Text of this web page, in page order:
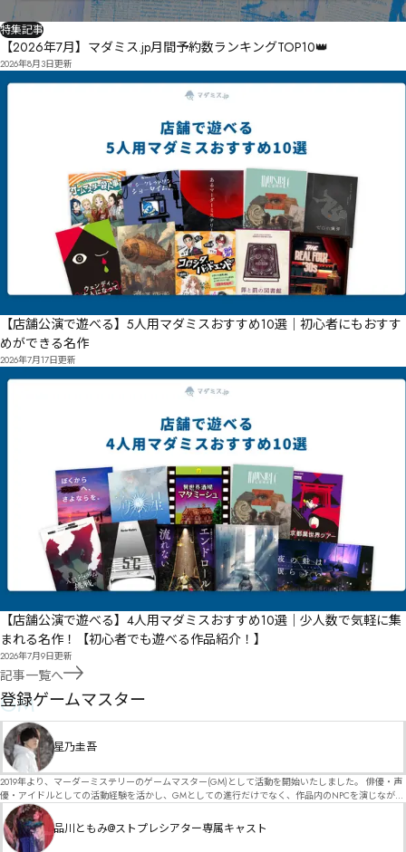
特集記事
【2026年7月】マダミス.jp月間予約数ランキングTOP10👑
2026年8月3日更新
【店舗公演で遊べる】5人用マダミスおすすめ10選｜初心者にもおすす
めができる名作
2026年7月17日更新
【店舗公演で遊べる】4人用マダミスおすすめ10選｜少人数で気軽に集
まれる名作！【初心者でも遊べる作品紹介！】
2026年7月9日更新
記事一覧へ
GM
登録ゲームマスター
星乃圭吾
2019年より、マーダーミステリーのゲームマスター(GM)として活動を開始いたしました。 俳優・声
優・アイドルとしての活動経験を活かし、GMとしての進行だけでなく、作品内のNPCを演じなが
ら、お客様に物語の世界へ入り込んでいただくような演出・サービスを得意としています。 自分自
身でも作品制作を行っているので、作家さんが作品に込めた想いや意図を大切にしながら、その作
品の魅力をお客様に届けられるような公演を心がけています。 参加してくださる皆様がどんなエン
品川ともみ@ストプレシアター専属キャスト